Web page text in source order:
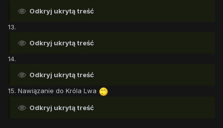
Odkryj ukrytą treść
13.
Odkryj ukrytą treść
14.
Odkryj ukrytą treść
15. Nawiązanie do Króla Lwa
Odkryj ukrytą treść